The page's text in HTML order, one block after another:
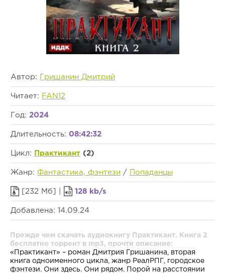
Автор: Гришанин Дмитрий
Читает: FAN12
Год: 2024
Длительность: 08:42:32
Цикл: Практикант (2)
Жанр: Фантастика, фэнтези / Попаданцы
[232 Мб] | 128 kb/s
Добавлена: 14.09.24
Прежде чем скачать аудиокнигу Практикант. Книга 2
бесплатно торрент в mp3, прочти описание:
«Практикант» – роман Дмитрия Гришанина, вторая
книга одноименного цикла, жанр РеалРПГ, городское
фэнтези. Они здесь. Они рядом. Порой на расстоянии